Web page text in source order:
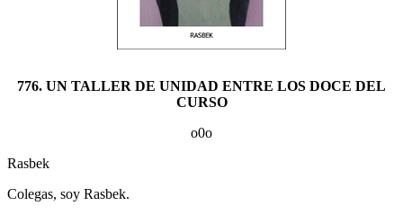
776. UN TALLER DE UNIDAD ENTRE LOS DOCE DEL
CURSO
o0o
Rasbek
Colegas, soy Rasbek.